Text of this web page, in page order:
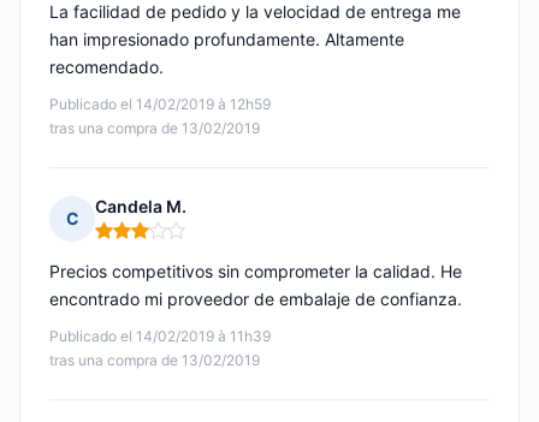
Publicado el 14/02/2019 à 12h59
tras una compra de 13/02/2019
La facilidad de pedido y la velocidad de entrega me
han impresionado profundamente. Altamente
recomendado.
C
Candela M.
Nota: 3 de 5
Publicado el 14/02/2019 à 11h39
tras una compra de 13/02/2019
Precios competitivos sin comprometer la calidad. He
encontrado mi proveedor de embalaje de confianza.